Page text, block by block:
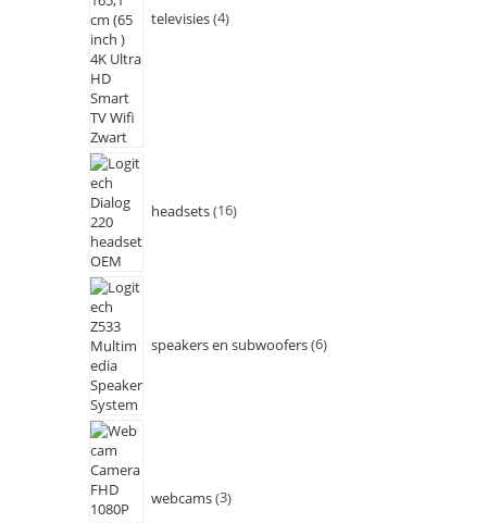
televisies 4
headsets 16
speakers en subwoofers 6
webcams 3